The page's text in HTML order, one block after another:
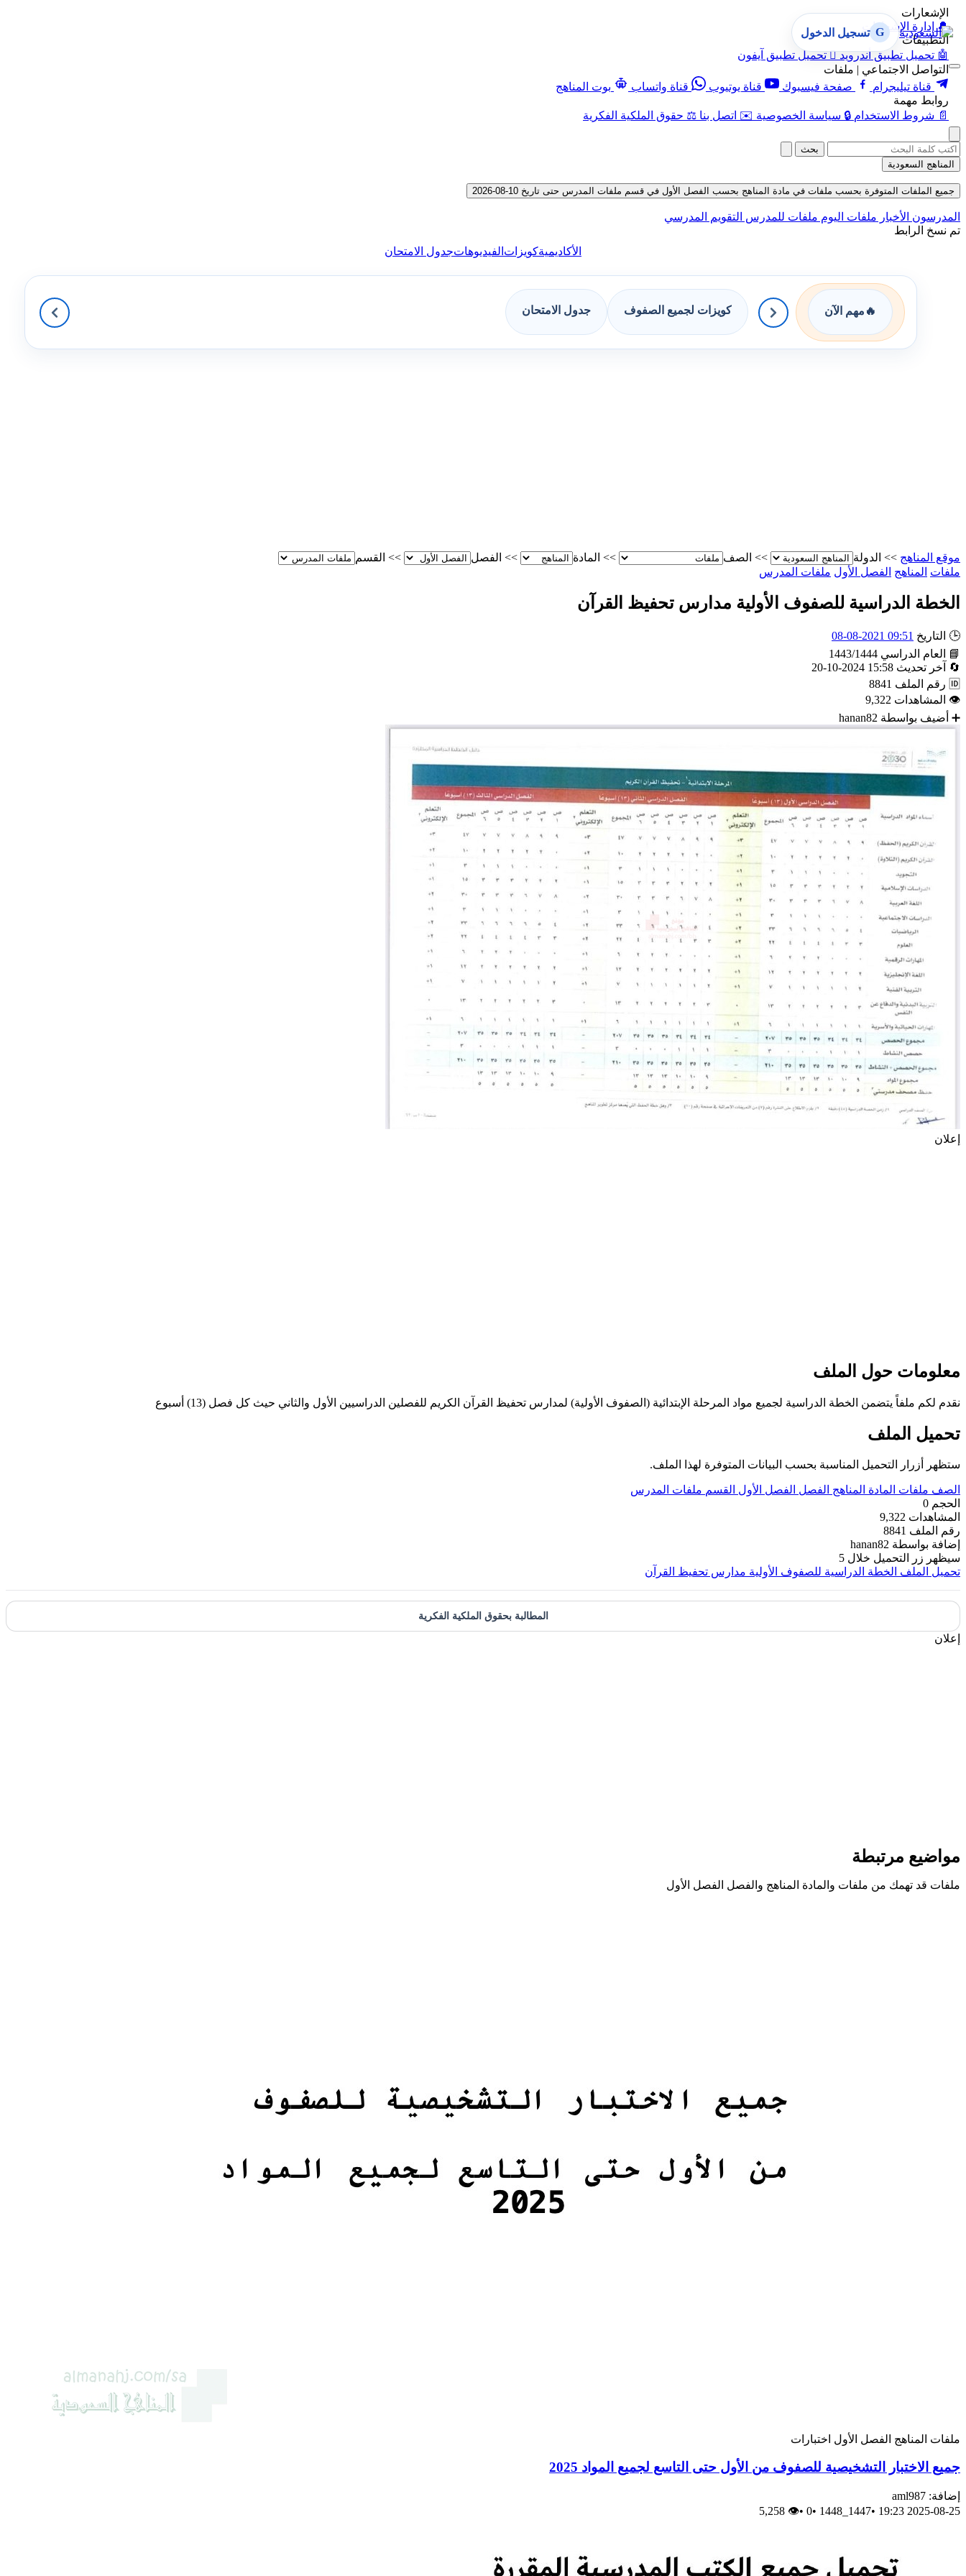
الإشعارات
🔔 إدارة الإشعارات
التطبيقات
🤖 تحميل تطبيق أندرويد  تحميل تطبيق آيفون
التواصل الاجتماعي | ملفات
قناة تيليجرام
صفحة فيسبوك قناة يوتيوب قناة واتساب
بوت المناهج
روابط مهمة
📄 شروط الاستخدام 🔒 سياسة الخصوصية ✉️ اتصل بنا ⚖️ حقوق الملكية الفكرية
G تسجيل الدخول
بحث
المناهج السعودية
جميع الملفات المتوفرة بحسب ملفات في مادة المناهج بحسب الفصل الأول في قسم ملفات المدرس حتى تاريخ 10-08-2026
المدرسون الأخبار ملفات اليوم ملفات للمدرس التقويم المدرسي
تم نسخ الرابط
الأكاديميةكويزات الفيديوهاتجدول الامتحان
🔥 مهم الآن كويزات لجميع الصفوف جدول الامتحان
موقع المناهج >> الدولة >> الصف >> المادة >> الفصل >> القسم
ملفات المناهج الفصل الأول ملفات المدرس
الخطة الدراسية للصفوف الأولية مدارس تحفيظ القرآن
🕒 التاريخ 09:51 2021-08-08
📘
العام الدراسي 1443/1444
🔄
آخر تحديث 15:58 2024-10-20
🆔 رقم الملف 8841
👁 المشاهدات 9,322
➕ أضيف بواسطة hanan82
إعلان
معلومات حول الملف
نقدم لكم ملفاً يتضمن الخطة الدراسية لجميع مواد المرحلة الإبتدائية (الصفوف الأولية) لمدارس تحفيظ القرآن الكريم للفصلين الدراسيين الأول والثاني حيث كل فصل (13) أسبوع
تحميل الملف
ستظهر أزرار التحميل المناسبة بحسب البيانات المتوفرة لهذا الملف.
الصف ملفات المادة المناهج الفصل الفصل الأول القسم ملفات المدرس
الحجم 0
المشاهدات 9,322
رقم الملف 8841
إضافة بواسطة hanan82
سيظهر زر التحميل خلال 5
تحميل الملف الخطة الدراسية للصفوف الأولية مدارس تحفيظ القرآن
المطالبة بحقوق الملكية الفكرية
إعلان
مواضيع مرتبطة
ملفات قد تهمك من ملفات والمادة المناهج والفصل الفصل الأول
ملفات المناهج الفصل الأول اختبارات
جميع الاختبار التشخيصية للصفوف من الأول حتى التاسع لجميع المواد 2025
إضافة: aml987
2025-08-25 19:23
•
1447_1448
•
0
•
👁 5,258